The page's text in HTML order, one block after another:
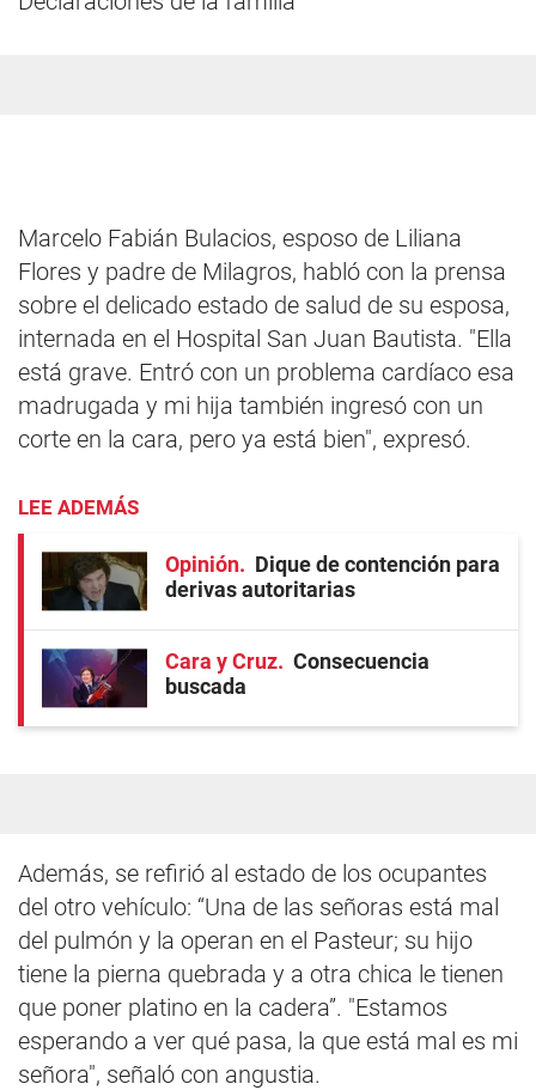
Marcelo Fabián Bulacios, esposo de Liliana
Flores y padre de Milagros, habló con la prensa
sobre el delicado estado de salud de su esposa,
internada en el Hospital San Juan Bautista. "Ella
está grave. Entró con un problema cardíaco esa
madrugada y mi hija también ingresó con un
corte en la cara, pero ya está bien", expresó.
LEE ADEMÁS
Opinión
Dique de contención para
derivas autoritarias
Cara y Cruz
Consecuencia
buscada
Además, se refirió al estado de los ocupantes
del otro vehículo: “Una de las señoras está mal
del pulmón y la operan en el Pasteur; su hijo
tiene la pierna quebrada y a otra chica le tienen
que poner platino en la cadera”. "Estamos
esperando a ver qué pasa, la que está mal es mi
señora", señaló con angustia.